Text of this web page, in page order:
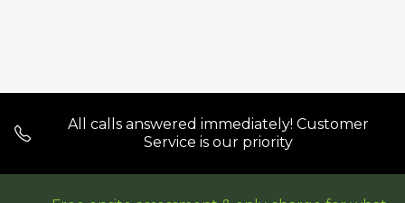
All calls answered immediately! Customer
Service is our priority